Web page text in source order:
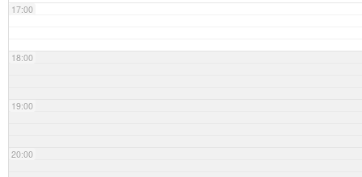
17:00
18:00
19:00
20:00